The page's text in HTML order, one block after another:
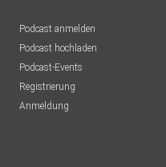
Podcast anmelden
Podcast hochladen
Podcast-Events
Registrierung
Anmeldung